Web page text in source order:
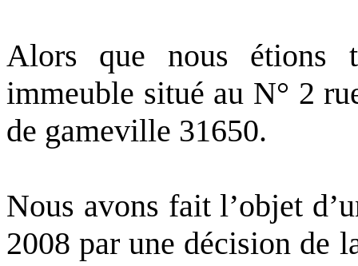
Alors que nous étions
immeuble situé au N° 2
de gameville 31650.
Nous avons fait l’objet
2008 par une décision de